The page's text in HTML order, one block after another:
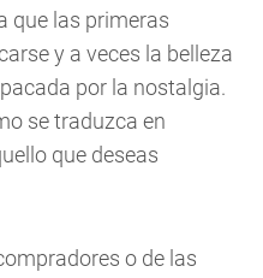
que las primeras
y a veces la belleza
por la nostalgia.
se traduzca en
que deseas
o de las